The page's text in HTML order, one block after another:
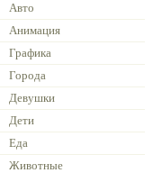
Авто
Анимация
Графика
Города
Девушки
Дети
Еда
Животные